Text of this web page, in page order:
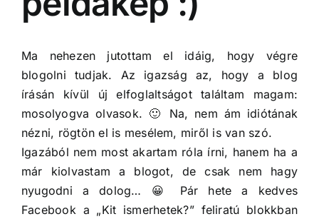
Ma nehezen jutottam el idáig, hogy végre
blogolni tudjak. Az igazság az, hogy a blog
írásán kívül új elfoglaltságot találtam magam:
mosolyogva olvasok. 🙂 Na, nem ám idiótának
nézni, rögtön el is mesélem, miről is van szó.
Igazából nem most akartam róla írni, hanem ha a
már kiolvastam a blogot, de csak nem hagy
nyugodni a dolog… 😀 Pár hete a kedves
Facebook a „Kit ismerhetek?” feliratú blokkban